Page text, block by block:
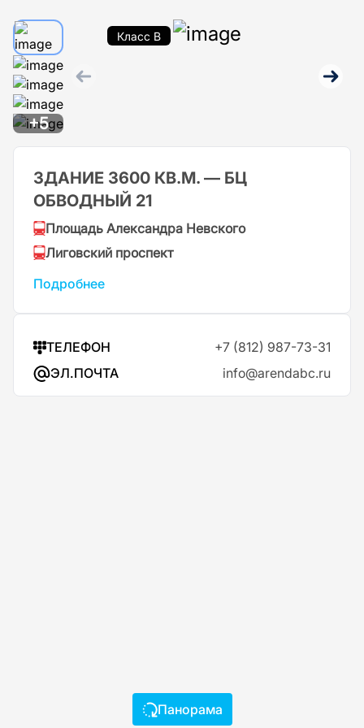
Класс B
+5
ЗДАНИЕ 3600 КВ.М. — БЦ
ОБВОДНЫЙ 21
Площадь Александра Невского
Лиговский проспект
Подробнее
Панорама
ТЕЛЕФОН
+7 (812) 987-73-31
ЭЛ.ПОЧТА
info@arendabc.ru